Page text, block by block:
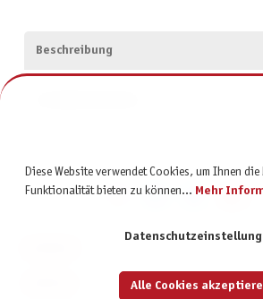
Beschreibung
Diese Website verwendet Cookies, um Ihnen
Funktionalität bieten zu können... Mehr
Alle Cookies